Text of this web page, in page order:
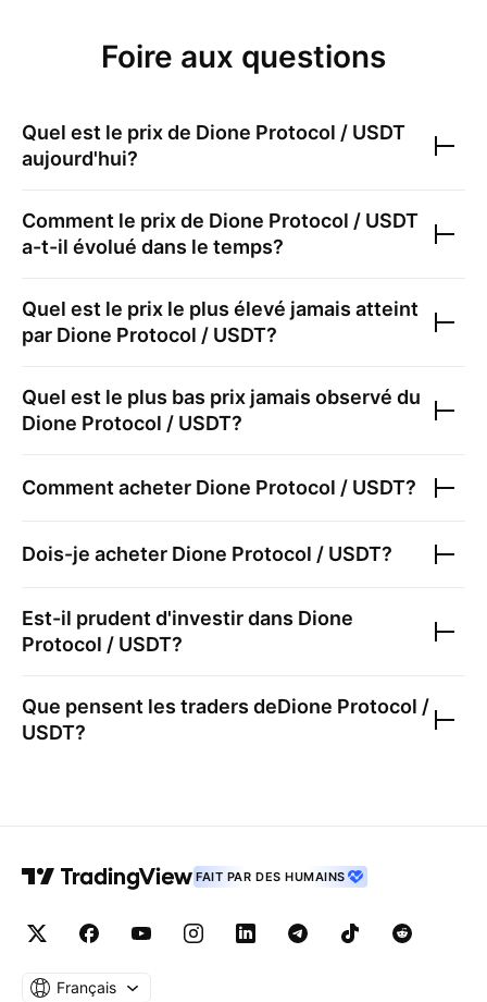
Foire aux questions
Quel est le prix de Dione Protocol / USDT
aujourd'hui?
Comment le prix de Dione Protocol / USDT
a-t-il évolué dans le temps?
Quel est le prix le plus élevé jamais atteint
par Dione Protocol / USDT?
Quel est le plus bas prix jamais observé du
Dione Protocol / USDT?
Comment acheter Dione Protocol / USDT?
Dois-je acheter Dione Protocol / USDT?
Est-il prudent d'investir dans Dione
Protocol / USDT?
Que pensent les traders deDione Protocol /
USDT?
FAIT PAR DES HUMAINS
Français